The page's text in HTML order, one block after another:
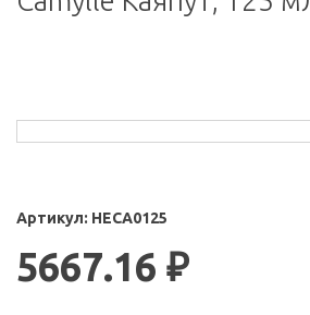
Артикул: HECA0125
5667.16 ₽